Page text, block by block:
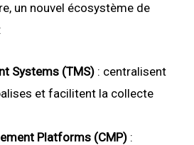
un nouvel écosystème de
Systems (TMS): centralisent
et facilitent la collecte
Platforms (CMP):